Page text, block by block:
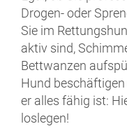
Drogen- oder
Sie im
aktiv sind,
Bettwanzen
Hund
er alles fähig ist:
loslegen!